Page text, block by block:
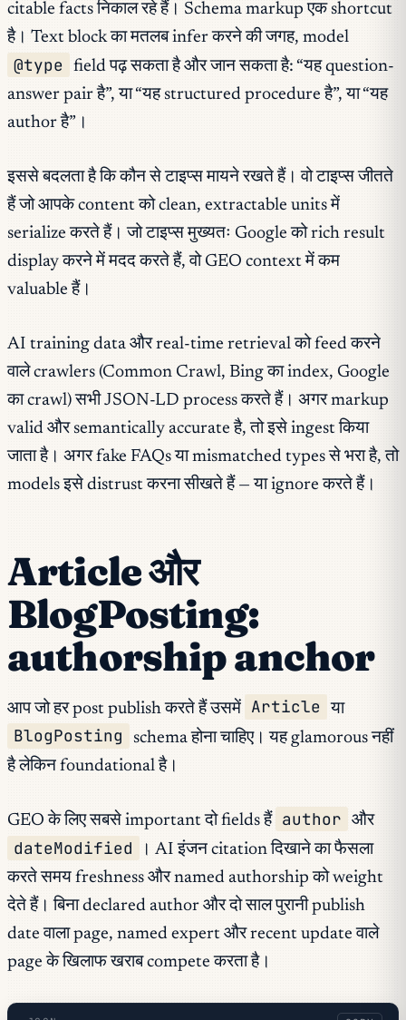
citable facts निकाल रहे हैं। Schema markup एक shortcut
है। Text block का मतलब infer करने की जगह, model
@type
field पढ़ सकता है और जान सकता है: “यह question-
answer pair है”, या “यह structured procedure है”, या “यह
author है”।
इससे बदलता है कि कौन से टाइप्स मायने रखते हैं। वो टाइप्स जीतते
हैं जो आपके content को clean, extractable units में
serialize करते हैं। जो टाइप्स मुख्यतः Google को rich result
display करने में मदद करते हैं, वो GEO context में कम
valuable हैं।
AI training data और real-time retrieval को feed करने
वाले crawlers (Common Crawl, Bing का index, Google
का crawl) सभी JSON-LD process करते हैं। अगर markup
valid और semantically accurate है, तो इसे ingest किया
जाता है। अगर fake FAQs या mismatched types से भरा है, तो
models इसे distrust करना सीखते हैं — या ignore करते हैं।
Article और
BlogPosting:
authorship anchor
आप जो हर post publish करते हैं उसमें Article या
BlogPosting
schema होना चाहिए। यह glamorous नहीं
है लेकिन foundational है।
GEO के लिए सबसे important दो fields हैं author और
dateModified
। AI इंजन citation दिखाने का फैसला
करते समय freshness और named authorship को weight
देते हैं। बिना declared author और दो साल पुरानी publish
date वाला page, named expert और recent update वाले
page के खिलाफ खराब compete करता है।